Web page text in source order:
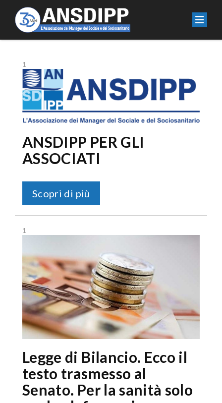
1
ANSDIPP PER GLI
ASSOCIATI
Scopri di più
1
Legge di Bilancio. Ecco il
testo trasmesso al
Senato. Per la sanità solo